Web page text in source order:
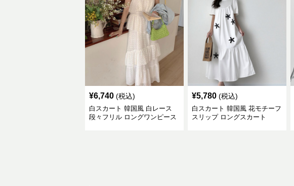
¥6,740 (税込)
白スカート 韓国風 白レース
段々フリル ロングワンピース
¥5,780 (税込)
白スカート 韓国風 花モチーフ
スリップ ロングスカート